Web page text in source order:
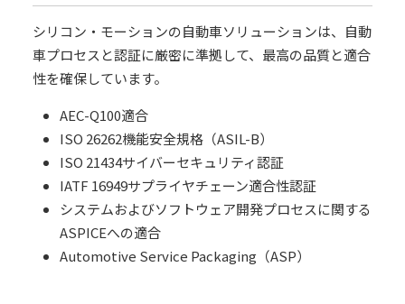
シリコン・モーションの自動車ソリューションは、自動
車プロセスと認証に厳密に準拠して、最高の品質と適合
性を確保しています。
AEC-Q100適合
ISO 26262機能安全規格（ASIL-B）
ISO 21434サイバーセキュリティ認証
IATF 16949サプライヤチェーン適合性認証
システムおよびソフトウェア開発プロセスに関する
ASPICEへの適合
Automotive Service Packaging（ASP）